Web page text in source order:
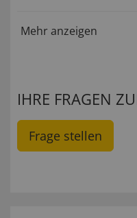
Mehr anzeigen
IHRE FRAGEN
Frage stellen